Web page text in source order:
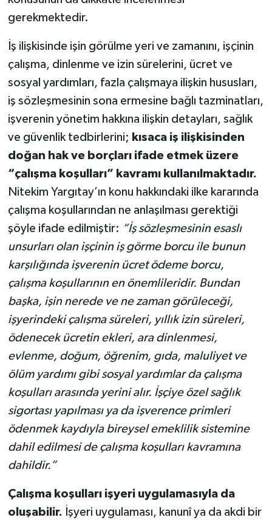
gerekmektedir.
İş ilişkisinde işin görülme yeri ve zamanını, işçinin
çalışma, dinlenme ve izin sürelerini, ücret ve
sosyal yardımları, fazla çalışmaya ilişkin hususları,
iş sözleşmesinin sona ermesine bağlı tazminatları,
işverenin yönetim hakkına ilişkin detayları, sağlık
ve güvenlik tedbirlerini; kısaca iş ilişkisinden
doğan hak ve borçları ifade etmek üzere
“çalışma koşulları” kavramı kullanılmaktadır.
Nitekim Yargıtay’ın konu hakkındaki ilke kararında
çalışma koşullarından ne anlaşılması gerektiği
şöyle ifade edilmiştir: “İş sözleşmesinin esaslı
unsurları olan işçinin iş görme borcu ile bunun
karşılığında işverenin ücret ödeme borcu,
çalışma koşullarının en önemlileridir. Bundan
başka, işin nerede ve ne zaman görüleceği,
işyerindeki çalışma süreleri, yıllık izin süreleri,
ödenecek ücretin ekleri, ara dinlenmesi,
evlenme, doğum, öğrenim, gıda, maluliyet ve
ölüm yardımı gibi sosyal yardımlar da çalışma
koşulları arasında yerini alır. İşçiye özel sağlık
sigortası yapılması ya da işverence primleri
ödenmek kaydıyla bireysel emeklilik sistemine
dahil edilmesi de çalışma koşulları kavramına
dahildir.”
Çalışma koşulları işyeri uygulamasıyla da
oluşabilir. İşyeri uygulaması, kanunî ya da akdi bir